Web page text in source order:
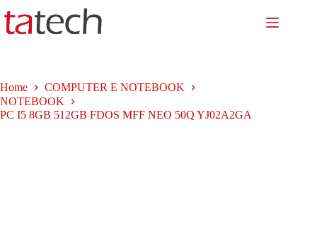
al
contenuto
Home
COMPUTER E NOTEBOOK
NOTEBOOK
PC I5 8GB 512GB FDOS MFF NEO 50Q YJ02A2GA